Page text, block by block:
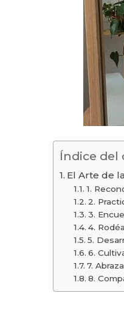
Índice del
El Arte de
1.
2.
3.
4.
5.
6.
7.
8.